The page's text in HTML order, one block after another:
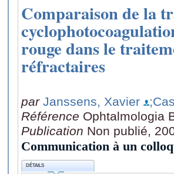
Comparaison de la
rouge dans le
réfractaires
par Janssens, Xavier
Référence Ophtalmologia
Publication Non publié,
Communication à un
DÉTAILS